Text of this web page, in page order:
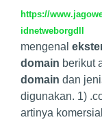
https://
idnetweborgdll
mengenal
domain berikut
domain dan
digunakan. 1)
artinya